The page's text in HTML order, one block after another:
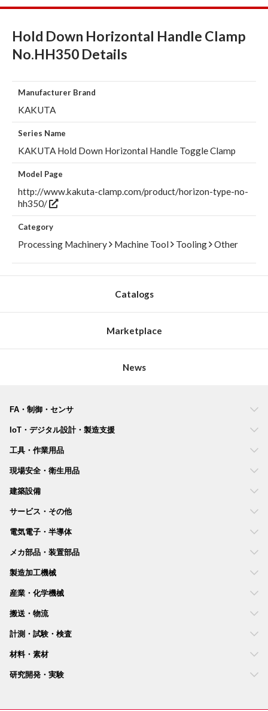
Hold Down Horizontal Handle Clamp
No.HH350 Details
Manufacturer Brand
KAKUTA
Series Name
KAKUTA Hold Down Horizontal Handle Toggle Clamp
Model Page
http://www.kakuta-clamp.com/product/horizon-type-no-
hh350/
Category
Processing Machinery Machine Tool Tooling Other
Catalogs
Marketplace
News
FA・制御・センサ
IoT・デジタル設計・製造支援
工具・作業用品
現場安全・衛生用品
建築設備
サービス・その他
電気電子・半導体
メカ部品・装置部品
製造加工機械
産業・化学機械
搬送・物流
計測・試験・検査
材料・素材
研究開発・実験